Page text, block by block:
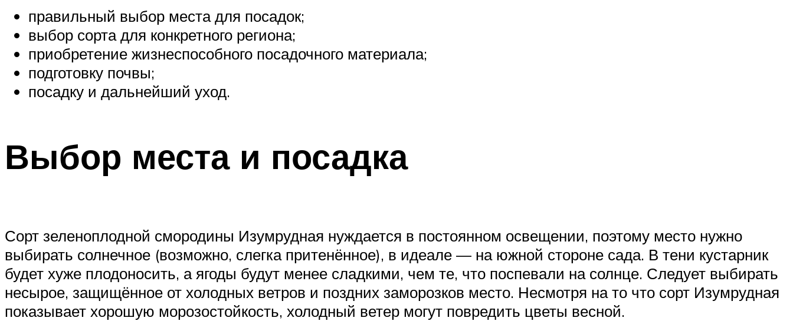
правильный выбор места для посадок;
выбор сорта для конкретного региона;
приобретение жизнеспособного посадочного материала;
подготовку почвы;
посадку и дальнейший уход.
Выбор места и посадка
Сорт зеленоплодной смородины Изумрудная нуждается в постоянном освещении, поэтому место нужно
выбирать солнечное (возможно, слегка притенённое), в идеале — на южной стороне сада. В тени кустарник
будет хуже плодоносить, а ягоды будут менее сладкими, чем те, что поспевали на солнце. Следует выбирать
несырое, защищённое от холодных ветров и поздних заморозков место. Несмотря на то что сорт Изумрудная
показывает хорошую морозостойкость, холодный ветер могут повредить цветы весной.